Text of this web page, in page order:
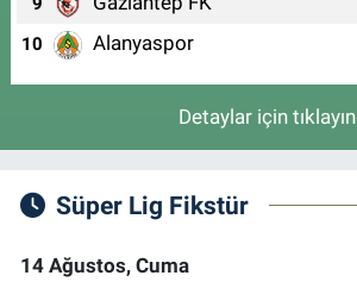
10 Alanyaspor
Detaylar için tıklayın
Süper Lig Fikstür
14 Ağustos, Cuma